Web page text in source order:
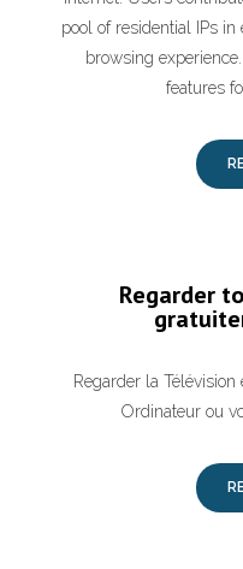
pool of residential IPs in
browsing
features
Regarder
Regarder la
Ordinateur ou